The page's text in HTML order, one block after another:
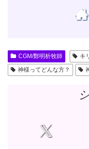
CGM/鄭明析牧師 キ
神様ってどんな方？